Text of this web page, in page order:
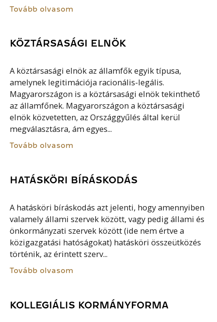
Tovább olvasom
KÖZTÁRSASÁGI ELNÖK
A köztársasági elnök az államfők egyik típusa,
amelynek legitimációja racionális-legális.
Magyarországon is a köztársasági elnök tekinthető
az államfőnek. Magyarországon a köztársasági
elnök közvetetten, az Országgyűlés által kerül
megválasztásra, ám egyes...
Tovább olvasom
HATÁSKÖRI BÍRÁSKODÁS
A hatásköri bíráskodás azt jelenti, hogy amennyiben
valamely állami szervek között, vagy pedig állami és
önkormányzati szervek között (ide nem értve a
közigazgatási hatóságokat) hatásköri összeütközés
történik, az érintett szerv...
Tovább olvasom
KOLLEGIÁLIS KORMÁNYFORMA